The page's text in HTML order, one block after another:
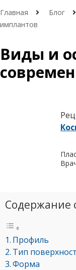
Главная Блог
имплантов
Виды и
Содержание
Профиль
Тип
Форма